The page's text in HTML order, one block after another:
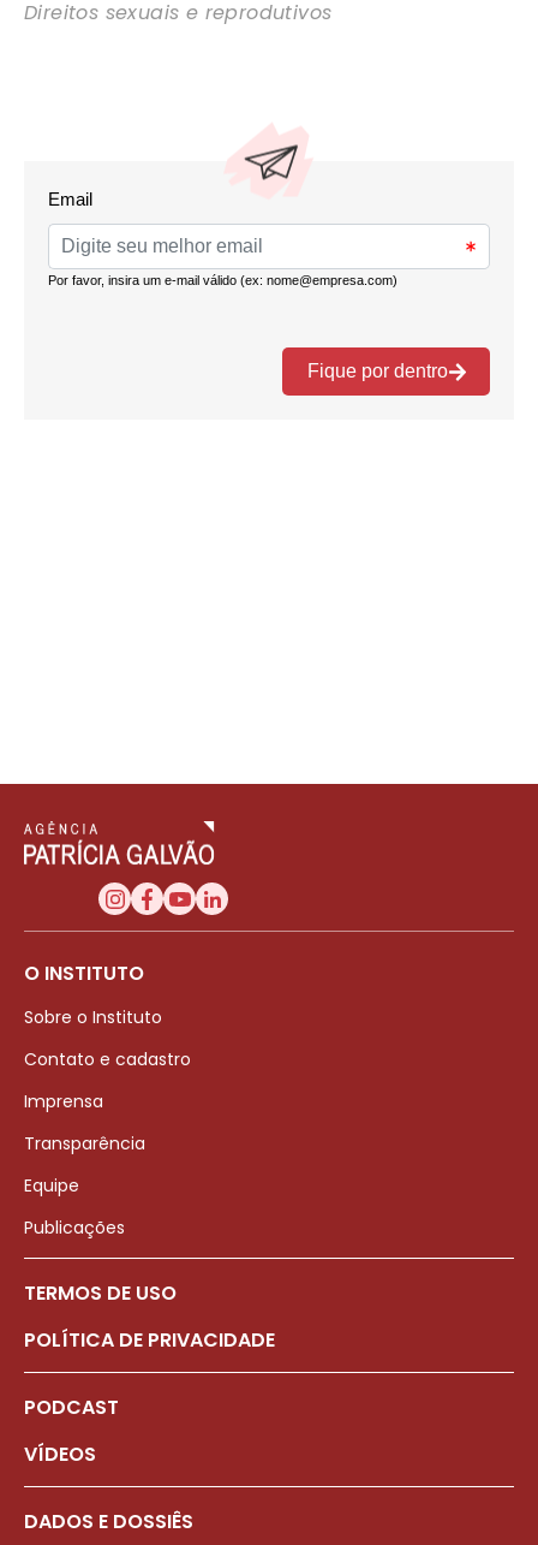
Direitos sexuais e reprodutivos
O INSTITUTO
Sobre o Instituto
Contato e cadastro
Imprensa
Transparência
Equipe
Publicações
TERMOS DE USO
POLÍTICA DE PRIVACIDADE
PODCAST
VÍDEOS
DADOS E DOSSIÊS